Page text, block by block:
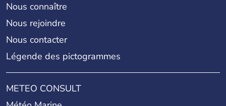
Nous connaître
Nous rejoindre
Nous contacter
Légende des pictogrammes
METEO CONSULT